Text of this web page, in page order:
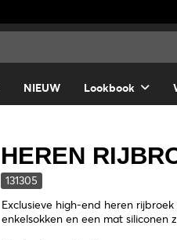
NIEUW Lookbook
HEREN
131305
Exclusieve high-end heren
enkelsokken en een mat siliconen